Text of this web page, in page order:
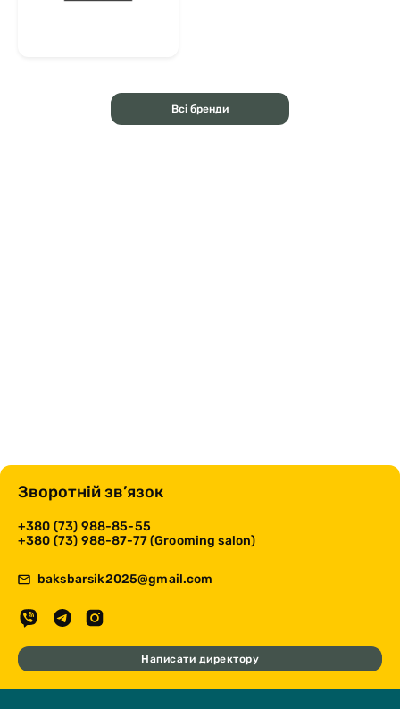
Всі бренди
Зворотній зв’язок
+380 (73) 988-85-55
+380 (73) 988-87-77 (Grooming salon)
baksbarsik2025@gmail.com
Написати директору